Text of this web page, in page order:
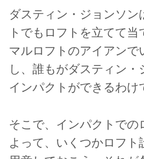
ダスティン・ジョンソン
トでもロフトを立てて
マルロフトのアイアンで
し、誰もがダスティン・
インパクトができるわけ
そこで、インパクトでの
よって、いくつかロフト